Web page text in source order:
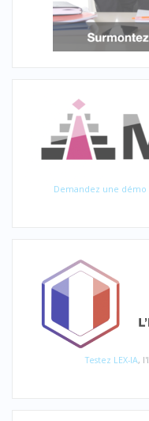
Demandez une démo
Testez LEX-IA,